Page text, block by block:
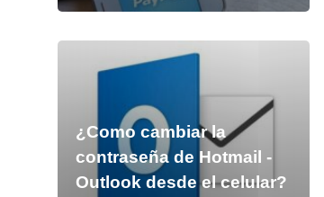
¿Como cambiar la
contraseña de Hotmail -
Outlook desde el celular?